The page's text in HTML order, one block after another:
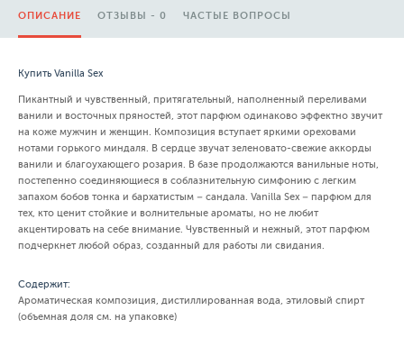
ОПИСАНИЕ ОТЗЫВЫ - 0 ЧАСТЫЕ ВОПРОСЫ
Купить Vanilla Sex
Пикантный и чувственный, притягательный, наполненный переливами
ванили и восточных пряностей, этот парфюм одинаково эффектно звучит
на коже мужчин и женщин. Композиция вступает яркими ореховами
нотами горького миндаля. В сердце звучат зеленовато-свежие аккорды
ванили и благоухающего розария. В базе продолжаются ванильные ноты,
постепенно соединяющиеся в соблазнительную симфонию с легким
запахом бобов тонка и бархатистым – сандала. Vanilla Sex – парфюм для
тех, кто ценит стойкие и волнительные ароматы, но не любит
акцентировать на себе внимание. Чувственный и нежный, этот парфюм
подчеркнет любой образ, созданный для работы ли свидания.
Содержит:
Ароматическая композиция, дистиллированная вода, этиловый спирт
(объемная доля см. на упаковке)